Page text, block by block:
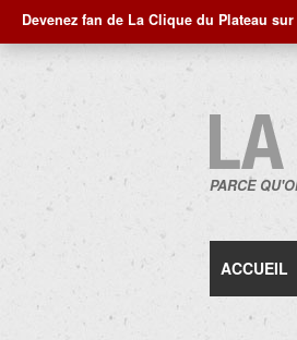
Devenez fan de La Clique du Plateau
PARCE
ACCUEIL